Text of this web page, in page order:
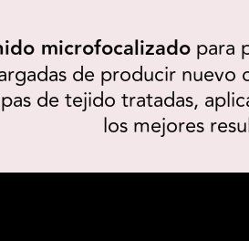
microfocalizado para
de producir
de tejido tratadas,
los mejores